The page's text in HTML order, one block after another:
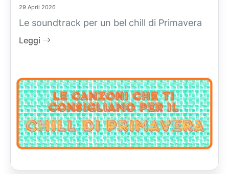
29 April 2026
Le soundtrack per un bel chill di Primavera
Leggi